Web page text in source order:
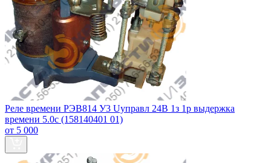
Реле времени РЭВ814 У3 Uуправл 24В 1з 1р выдержка
времени 5.0с (158140401 01)
от 5 000